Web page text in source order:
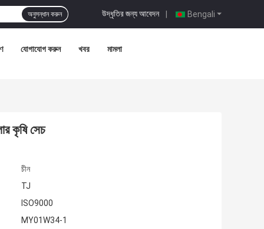
Bengali
উদ্ধৃতির জন্য আবেদন |
অনুসন্ধান করুন
যোগাযোগ করুন খবর মামলা
কৃষি সেচ
চীন
TJ
ISO9000
MY01W34-1